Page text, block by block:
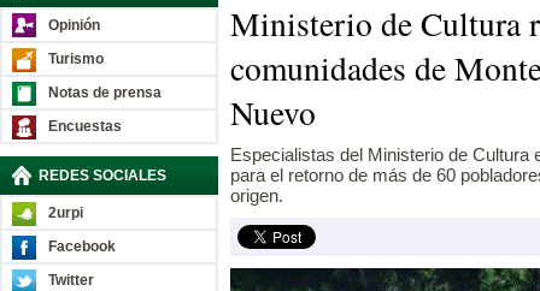
Opinión
Turismo
Notas de prensa
Encuestas
REDES SOCIALES
2urpi
Facebook
Twitter
Ministerio de Cultura
comunidades de
Nuevo
Especialistas del Ministerio de Cultura
para el retorno de más de 60
origen.